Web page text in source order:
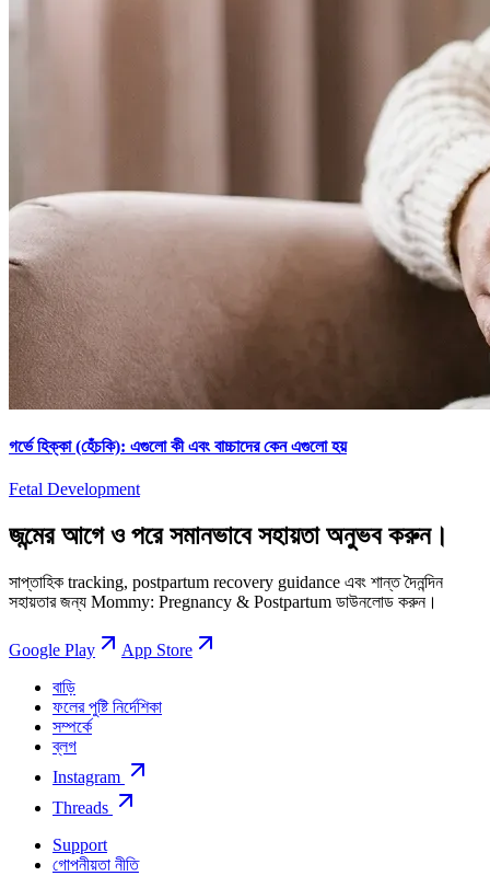
গর্ভে হিক্কা (হেঁচকি): এগুলো কী এবং বাচ্চাদের কেন এগুলো হয়
Fetal Development
জন্মের আগে ও পরে সমানভাবে সহায়তা অনুভব করুন।
সাপ্তাহিক tracking, postpartum recovery guidance এবং শান্ত দৈনন্দিন
সহায়তার জন্য Mommy: Pregnancy & Postpartum ডাউনলোড করুন।
Google Play
App Store
বাড়ি
ফলের পুষ্টি নির্দেশিকা
সম্পর্কে
ব্লগ
Instagram
Threads
Support
গোপনীয়তা নীতি